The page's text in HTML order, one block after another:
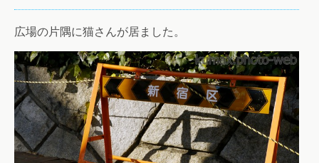
広場の片隅に猫さんが居ました。